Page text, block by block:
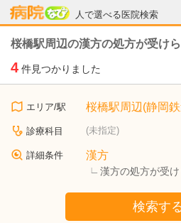
人で選べる医院検索
病院なび
桜橋駅周辺の漢方の処方が受け
4 件見つかりました
エリア/駅 桜橋駅周辺(静岡
診療科目 (未指定)
詳細条件 漢方
漢方の処方が受
検索す